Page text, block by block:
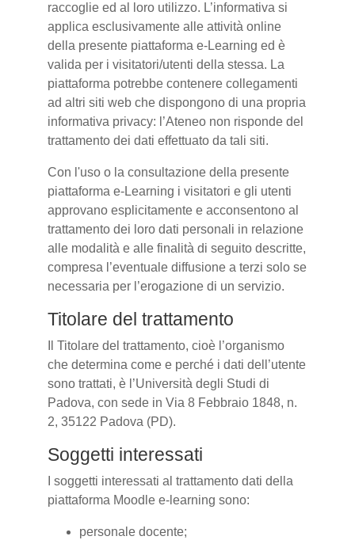
raccoglie ed al loro utilizzo. L’informativa si
applica esclusivamente alle attività online
della presente piattaforma e-Learning ed è
valida per i visitatori/utenti della stessa. La
piattaforma potrebbe contenere collegamenti
ad altri siti web che dispongono di una propria
informativa privacy: l’Ateneo non risponde del
trattamento dei dati effettuato da tali siti.
Con l'uso o la consultazione della presente
piattaforma e-Learning i visitatori e gli utenti
approvano esplicitamente e acconsentono al
trattamento dei loro dati personali in relazione
alle modalità e alle finalità di seguito descritte,
compresa l’eventuale diffusione a terzi solo se
necessaria per l’erogazione di un servizio.
Titolare del trattamento
Il Titolare del trattamento, cioè l’organismo
che determina come e perché i dati dell’utente
sono trattati, è l’Università degli Studi di
Padova, con sede in Via 8 Febbraio 1848, n.
2, 35122 Padova (PD).
Soggetti interessati
I soggetti interessati al trattamento dati della
piattaforma Moodle e-learning sono:
personale docente;